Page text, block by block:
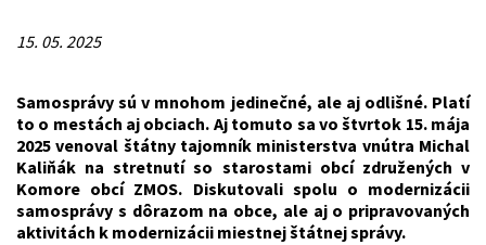
15. 05. 2025
Samosprávy sú v mnohom jedinečné, ale aj odlišné. Platí
to o mestách aj obciach. Aj tomuto sa vo štvrtok 15. mája
2025 venoval štátny tajomník ministerstva vnútra Michal
Kaliňák na stretnutí so starostami obcí združených v
Komore obcí ZMOS. Diskutovali spolu o modernizácii
samosprávy s dôrazom na obce, ale aj o pripravovaných
aktivitách k modernizácii miestnej štátnej správy.